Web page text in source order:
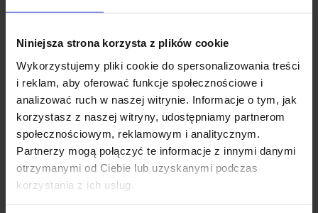
Niniejsza strona korzysta z plików cookie
Wykorzystujemy pliki cookie do spersonalizowania treści
i reklam, aby oferować funkcje społecznościowe i
analizować ruch w naszej witrynie. Informacje o tym, jak
korzystasz z naszej witryny, udostępniamy partnerom
społecznościowym, reklamowym i analitycznym.
Partnerzy mogą połączyć te informacje z innymi danymi
otrzymanymi od Ciebie lub uzyskanymi podczas
korzystania z ich usług.
jeżeli regulowanie reflektorka jest dostępne na
Dobrze oświetli stronę książki, a dzięki precyzyjnej
optyce nie rozświetli zanadto przestrzeni wokół
przedmiotu.
Dane techniczne:
Źródło światła LED 2,5W
Średnica reflektora 2,6cm
Długość reflektora 16,5cm
Podstawa: wys. 16,5cm x szer. 4,2cm x głębokość